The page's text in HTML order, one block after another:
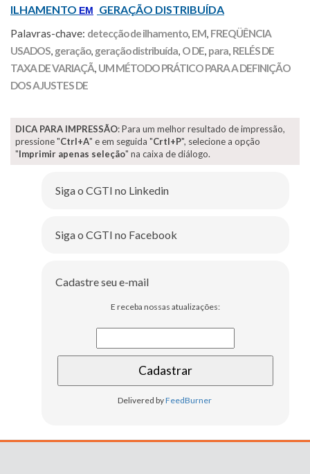
ILHAMENTO EM GERAÇÃO DISTRIBUÍDA
Palavras-chave: detecção de ilhamento, EM, FREQÜÊNCIA
USADOS, geração, geração distribuída, O DE, para, RELÉS DE
TAXA DE VARIAÇÃ, UM MÉTODO PRÁTICO PARA A DEFINIÇÃO
DOS AJUSTES DE
DICA PARA IMPRESSÃO: Para um melhor resultado de impressão,
pressione "Ctrl+A" e em seguida "Crtl+P", selecione a opção
"Imprimir apenas seleção" na caixa de diálogo.
Siga o CGTI no Linkedin
Siga o CGTI no Facebook
Cadastre seu e-mail
E receba nossas atualizações:
Delivered byFeedBurner